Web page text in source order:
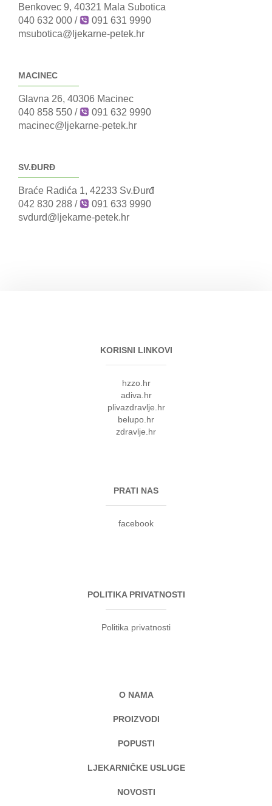
Benkovec 9, 40321 Mala Subotica
040 632 000 /
091 631 9990
msubotica@ljekarne-petek.hr
MACINEC
Glavna 26, 40306 Macinec
040 858 550 /
091 632 9990
macinec@ljekarne-petek.hr
SV.ĐURĐ
Braće Radića 1, 42233 Sv.Đurđ
042 830 288 /
091 633 9990
svdurd@ljekarne-petek.hr
KORISNI LINKOVI
hzzo.hr
adiva.hr
plivazdravlje.hr
belupo.hr
zdravlje.hr
PRATI NAS
facebook
POLITIKA PRIVATNOSTI
Politika privatnosti
O NAMA
PROIZVODI
POPUSTI
LJEKARNIČKE USLUGE
NOVOSTI